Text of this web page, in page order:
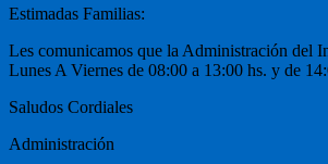
Estimadas Familias:
Les comunicamos que la Administración del
Lunes A Viernes de 08:00 a 13:00 hs. y de
Saludos Cordiales
Administración